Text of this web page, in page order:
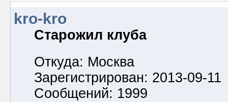
kro-kro
Старожил клуба
Откуда: Москва
Зарегистрирован: 2013-09-11
Сообщений: 1999